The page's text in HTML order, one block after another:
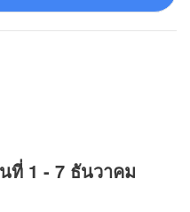
ที่ 1 - 7 ธันวาคม